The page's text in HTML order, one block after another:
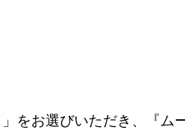
をお選びいただき、『ム